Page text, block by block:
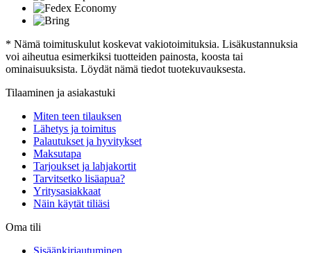
* Nämä toimituskulut koskevat vakiotoimituksia. Lisäkustannuksia
voi aiheutua esimerkiksi tuotteiden painosta, koosta tai
ominaisuuksista. Löydät nämä tiedot tuotekuvauksesta.
Tilaaminen ja asiakastuki
Miten teen tilauksen
Lähetys ja toimitus
Palautukset ja hyvitykset
Maksutapa
Tarjoukset ja lahjakortit
Tarvitsetko lisäapua?
Yritysasiakkaat
Näin käytät tiliäsi
Oma tili
Sisäänkirjautuminen